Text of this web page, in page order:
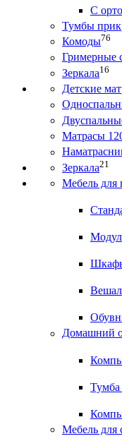
С
Тумбы
Комоды76
Гримерные
Зеркала16
Детские
Матрасы
Зеркала21
Мебель для
Домашний
Мебель для